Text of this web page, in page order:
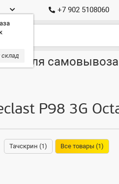
склад
+7 902 5108060
для
P98 3G
Тачскрин (1) Все товары (1)